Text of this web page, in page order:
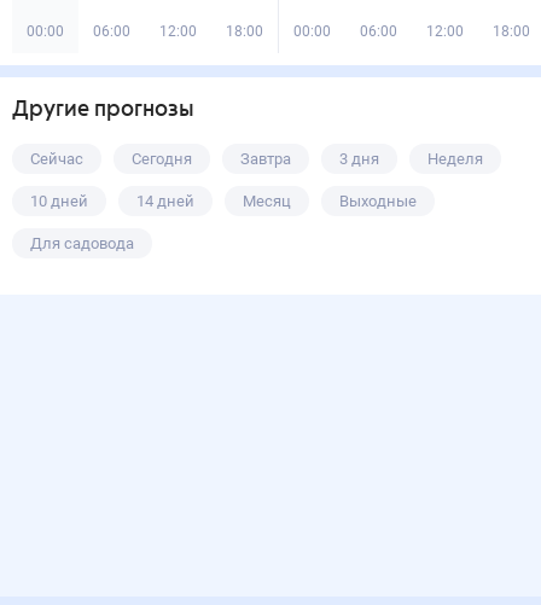
00:00 06:00 12:00 18:00 00:00 06:00 12:00 18:00
Другие прогнозы
Сейчас Сегодня Завтра 3 дня Неделя
10 дней 14 дней Месяц Выходные
Для садовода